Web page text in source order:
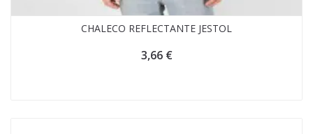
CHALECO REFLECTANTE JESTOL
3,66 €